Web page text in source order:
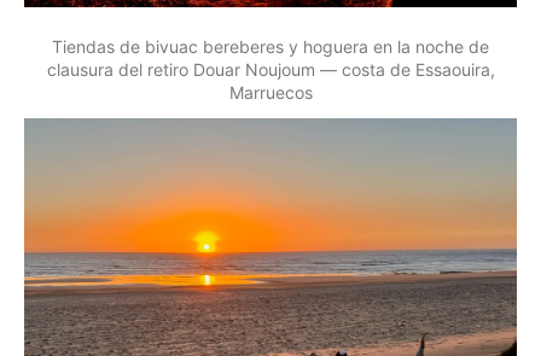
Tiendas de bivuac bereberes y hoguera en la noche de
clausura del retiro Douar Noujoum — costa de Essaouira,
Marruecos